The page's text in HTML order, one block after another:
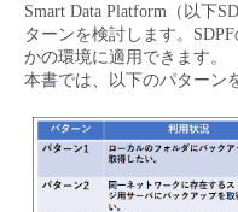
IoT
モニタリング/監査
サポート
ネットワーク
IoT
モニタリング/監査
データ利活用
クラウド/サーバー
ネットワーク
■ 管理機能
- 管理機能
■ セットアップガイド
ユースケース
- バックアップ
- セキュリティ・監査
故障/メンテナンス情報
サービス稼働状況
Smart Data Platform（以下
ターンを検討します。
かの環境に適用できます。
本書では、以下のパターン